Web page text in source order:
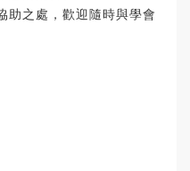
助之處，歡迎隨時與學會